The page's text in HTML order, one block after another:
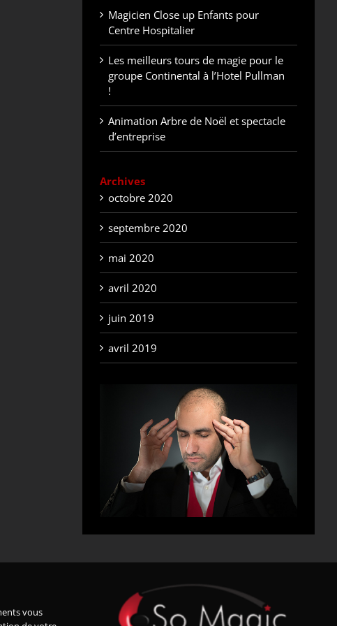
Magicien Close up Enfants pour
Centre Hospitalier
Les meilleurs tours de magie pour le
groupe Continental à l’Hotel Pullman
!
Animation Arbre de Noël et spectacle
d’entreprise
Archives
octobre 2020
septembre 2020
mai 2020
avril 2020
juin 2019
avril 2019
vous